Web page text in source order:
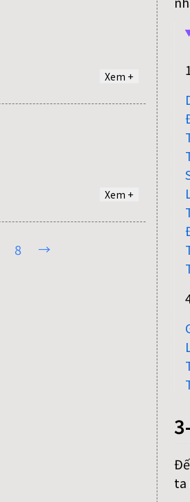
Xem +
Xem +
8 →
ta